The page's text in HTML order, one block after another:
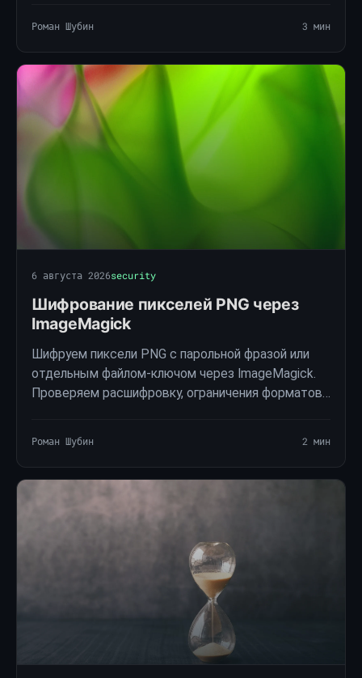
Роман Шубин 3 мин
6 августа 2026security
Шифрование пикселей PNG через
ImageMagick
Шифруем пиксели PNG с парольной фразой или
отдельным файлом-ключом через ImageMagick.
Проверяем расшифровку, ограничения форматов
Роман Шубин 2 мин